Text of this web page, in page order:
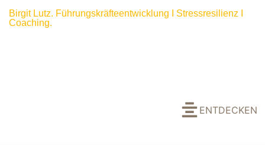
Birgit Lutz. Führungskräfteentwicklung I Stressresilienz I
Coaching.
ENTDECKEN